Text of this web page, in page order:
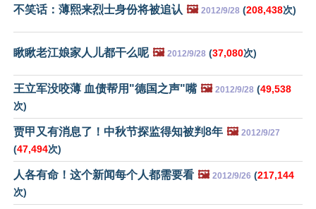
不笑话：薄熙来烈士身份将被追认 🖼️ 2012/9/28 (208,438次)
瞅瞅老江娘家人儿都干么呢 🖼️ 2012/9/28 (37,080次)
王立军没咬薄 血债帮用"德国之声"嘴 🖼️ 2012/9/28 (49,538
次)
贾甲又有消息了！中秋节探监得知被判8年 🖼️ 2012/9/27
(47,494次)
人各有命！这个新闻每个人都需要看 🖼️ 2012/9/26 (217,144
次)